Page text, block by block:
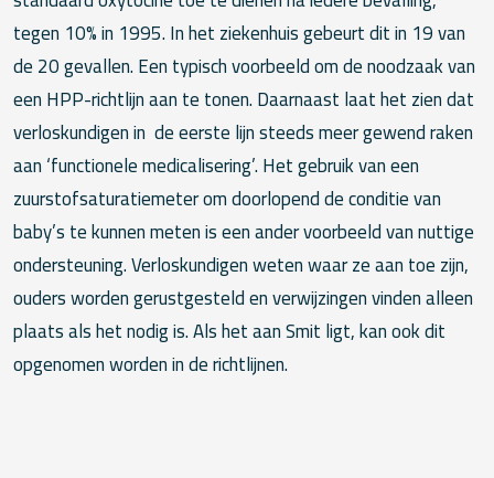
tegen 10% in 1995. In het ziekenhuis gebeurt dit in 19 van
de 20 gevallen. Een typisch voorbeeld om de noodzaak van
een HPP-richtlijn aan te tonen. Daarnaast laat het zien dat
verloskundigen in de eerste lijn steeds meer gewend raken
aan ‘functionele medicalisering’. Het gebruik van een
zuurstofsaturatiemeter om doorlopend de conditie van
baby’s te kunnen meten is een ander voorbeeld van nuttige
ondersteuning. Verloskundigen weten waar ze aan toe zijn,
ouders worden gerustgesteld en verwijzingen vinden alleen
plaats als het nodig is. Als het aan Smit ligt, kan ook dit
opgenomen worden in de richtlijnen.